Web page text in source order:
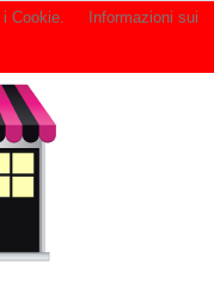
i Cookie.
Informazioni sui